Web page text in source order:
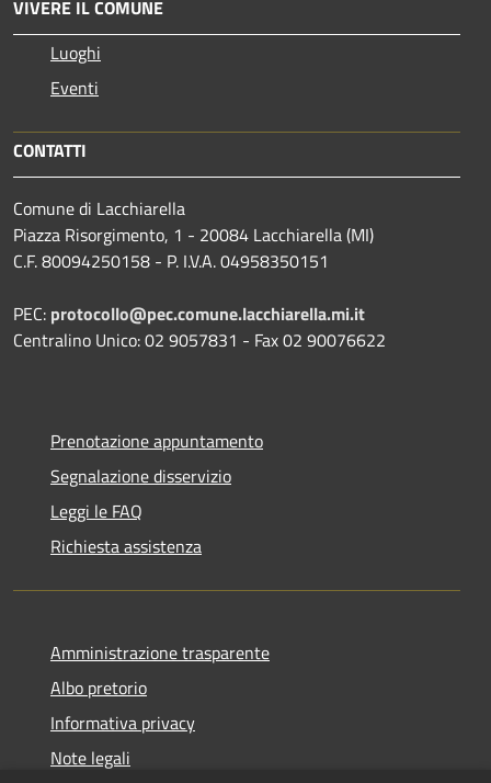
VIVERE IL COMUNE
Luoghi
Eventi
CONTATTI
Comune di Lacchiarella
Piazza Risorgimento, 1 - 20084 Lacchiarella (MI)
C.F. 80094250158 - P. I.V.A. 04958350151
PEC: protocollo@pec.comune.lacchiarella.mi.it
Centralino Unico: 02 9057831 - Fax 02 90076622
Prenotazione appuntamento
Segnalazione disservizio
Leggi le FAQ
Richiesta assistenza
Amministrazione trasparente
Albo pretorio
Informativa privacy
Note legali